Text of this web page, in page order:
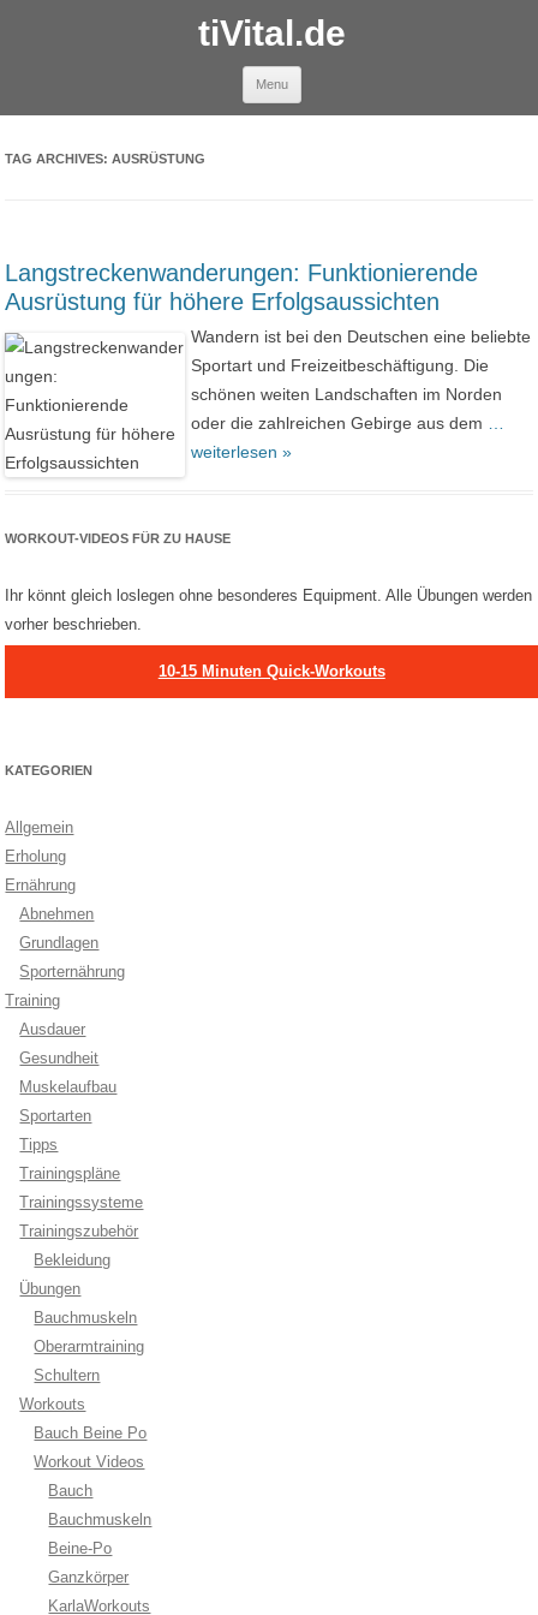
tiVital.de
Menu
TAG ARCHIVES:AUSRÜSTUNG
Langstreckenwanderungen: Funktionierende
Ausrüstung für höhere Erfolgsaussichten
Wandern ist bei den Deutschen eine beliebte
Sportart und Freizeitbeschäftigung. Die
schönen weiten Landschaften im Norden
oder die zahlreichen Gebirge aus dem
weiterlesen »
WORKOUT-VIDEOS FÜR ZU HAUSE
Ihr könnt gleich loslegen ohne besonderes Equipment. Alle Übungen werden
vorher beschrieben.
10-15 Minuten Quick-Workouts
KATEGORIEN
Allgemein
Erholung
Ernährung
Abnehmen
Grundlagen
Sporternährung
Training
Ausdauer
Gesundheit
Muskelaufbau
Sportarten
Tipps
Trainingspläne
Trainingssysteme
Trainingszubehör
Bekleidung
Übungen
Bauchmuskeln
Oberarmtraining
Schultern
Workouts
Bauch Beine Po
Workout Videos
Bauch
Bauchmuskeln
Beine-Po
Ganzkörper
KarlaWorkouts